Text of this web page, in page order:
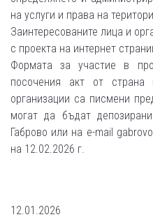
на услуги и права на
Заинтересованите лица и
с проекта на интернет
Формата за участие в
посочения акт от страна
организации са писмени
могат да бъдат
Габрово или на e-mail
на 12.02.2026 г.
12.01.2026